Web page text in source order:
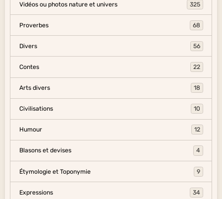
Vidéos ou photos nature et univers 325
Proverbes 68
Divers 56
Contes 22
Arts divers 18
Civilisations 10
Humour 12
Blasons et devises 4
Étymologie et Toponymie 9
Expressions 34